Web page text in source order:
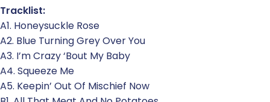
Tracklist:
A1. Honeysuckle Rose
A2. Blue Turning Grey Over You
A3. I’m Crazy ‘Bout My Baby
A4. Squeeze Me
A5. Keepin’ Out Of Mischief Now